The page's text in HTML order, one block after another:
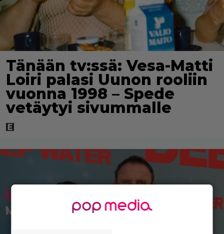
Tänään tv:ssä: Vesa-Matti
Loiri palasi Uunon rooliin
vuonna 1998 – Spede
vetäytyi sivummalle